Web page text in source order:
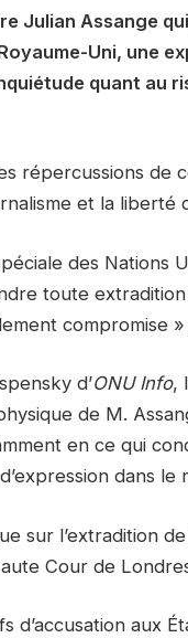
Julian Assange
Uni, une
quant
répercussions de
et la liberté
des Nations
toute
compromise »
d’ONU Info,
de M.
en ce qui
dans le
sur l’extradition
Cour de
d’accusation aux